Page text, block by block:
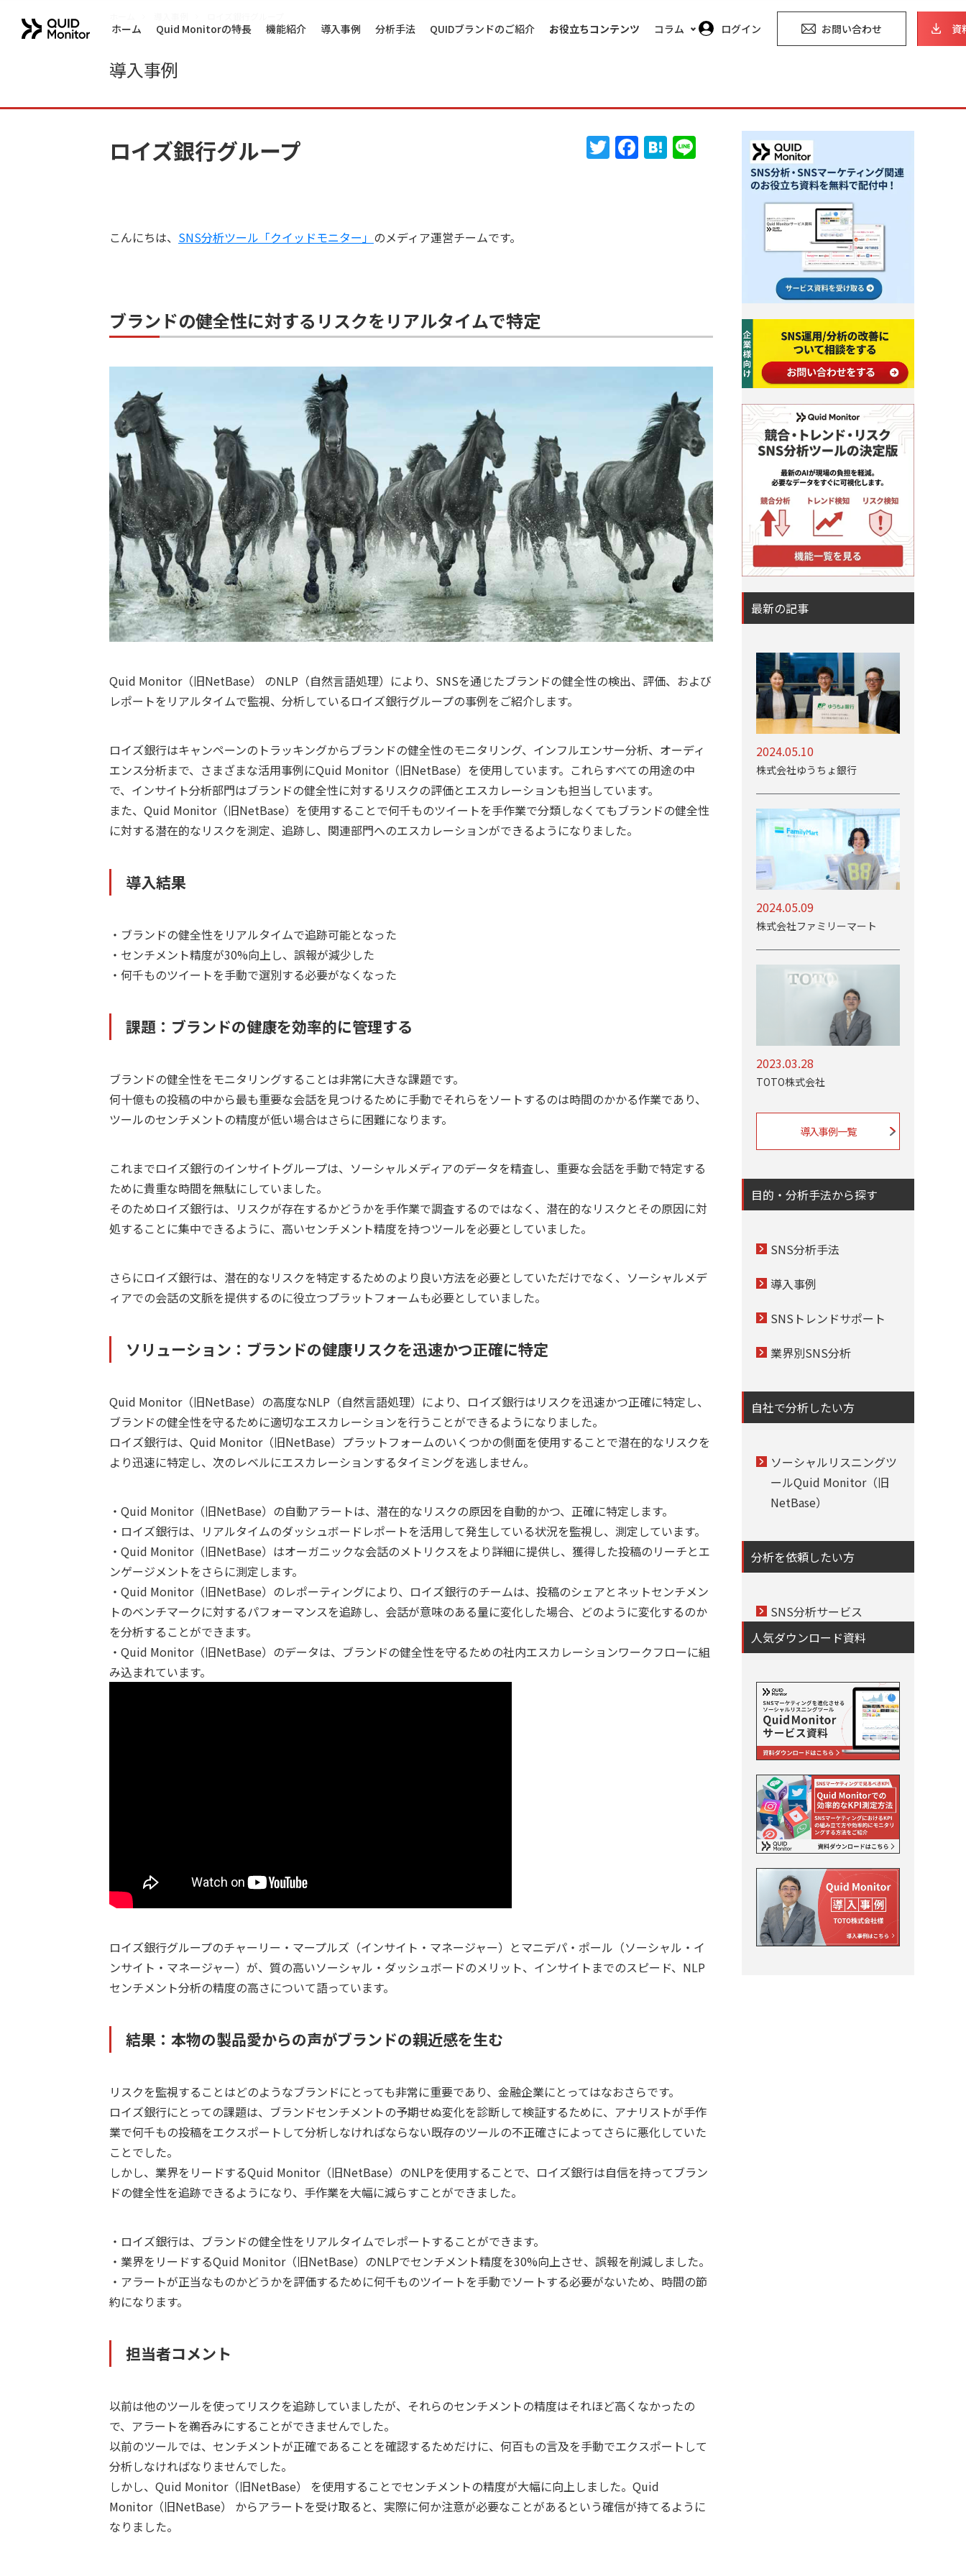
ホーム Quid Monitorの特長 機能紹介 導入事例 分析手法 QUIDブランドのご紹介 お役立ちコンテンツ コラム
マーケコラム
ログイン お問い合わせ 資
導入事例
ロイズ銀行グループ T
w
F
a
H
at
こんにちは、 SNS分析ツール「クイッドモニター」 のメディア運営チームです。
ブランドの健全性に対するリスクをリアルタイムで特定
Quid Monitor（旧NetBase） のNLP（自然言語処理）により、SNSを通じたブランドの健全性の検出、評価、および
レポートをリアルタイムで監視、分析しているロイズ銀行グループの事例をご紹介します。
ロイズ銀行はキャンペーンのトラッキングからブランドの健全性のモニタリング、インフルエンサー分析、オーディ
エンス分析まで、さまざまな活用事例にQuid Monitor（旧NetBase）を使用しています。これらすべての用途の中
で、インサイト分析部門はブランドの健全性に対するリスクの評価とエスカレーションも担当しています。
また、Quid Monitor（旧NetBase）を使用することで何千ものツイートを手作業で分類しなくてもブランドの健全性
に対する潜在的なリスクを測定、追跡し、関連部門へのエスカレーションができるようになりました。
導入結果
・ブランドの健全性をリアルタイムで追跡可能となった
・センチメント精度が30%向上し、誤報が減少した
・何千ものツイートを手動で選別する必要がなくなった
課題：ブランドの健康を効率的に管理する
ブランドの健全性をモニタリングすることは非常に大きな課題です。
何十億もの投稿の中から最も重要な会話を見つけるために手動でそれらをソートするのは時間のかかる作業であり、
ツールのセンチメントの精度が低い場合はさらに困難になります。
これまでロイズ銀行のインサイトグループは、ソーシャルメディアのデータを精査し、重要な会話を手動で特定する
ために貴重な時間を無駄にしていました。
そのためロイズ銀行は、リスクが存在するかどうかを手作業で調査するのではなく、潜在的なリスクとその原因に対
処することに集中できるように、高いセンチメント精度を持つツールを必要としていました。
さらにロイズ銀行は、潜在的なリスクを特定するためのより良い方法を必要としていただけでなく、ソーシャルメデ
ィアでの会話の文脈を提供するのに役立つプラットフォームも必要としていました。
ソリューション：ブランドの健康リスクを迅速かつ正確に特定
Quid Monitor（旧NetBase）の高度なNLP（自然言語処理）により、ロイズ銀行はリスクを迅速かつ正確に特定し、
ブランドの健全性を守るために適切なエスカレーションを行うことができるようになりました。
ロイズ銀行は、Quid Monitor（旧NetBase）プラットフォームのいくつかの側面を使用することで潜在的なリスクを
より迅速に特定し、次のレベルにエスカレーションするタイミングを逃しません。
・Quid Monitor（旧NetBase）の自動アラートは、潜在的なリスクの原因を自動的かつ、正確に特定します。
・ロイズ銀行は、リアルタイムのダッシュボードレポートを活用して発生している状況を監視し、測定しています。
・Quid Monitor（旧NetBase）はオーガニックな会話のメトリクスをより詳細に提供し、獲得した投稿のリーチとエ
ンゲージメントをさらに測定します。
・Quid Monitor（旧NetBase）のレポーティングにより、ロイズ銀行のチームは、投稿のシェアとネットセンチメン
トのベンチマークに対するパフォーマンスを追跡し、会話が意味のある量に変化した場合、どのように変化するのか
を分析することができます。
・Quid Monitor（旧NetBase）のデータは、ブランドの健全性を守るための社内エスカレーションワークフローに組
み込まれています。
ロイズ銀行グループのチャーリー・マープルズ（インサイト・マネージャー）とマニデパ・ポール（ソーシャル・イ
ンサイト・マネージャー）が、質の高いソーシャル・ダッシュボードのメリット、インサイトまでのスピード、NLP
センチメント分析の精度の高さについて語っています。
結果：本物の製品愛からの声がブランドの親近感を生む
リスクを監視することはどのようなブランドにとっても非常に重要であり、金融企業にとってはなおさらです。
ロイズ銀行にとっての課題は、ブランドセンチメントの予期せぬ変化を診断して検証するために、アナリストが手作
業で何千もの投稿をエクスポートして分析しなければならない既存のツールの不正確さによってさらに悪化していた
ことでした。
しかし、業界をリードするQuid Monitor（旧NetBase）のNLPを使用することで、ロイズ銀行は自信を持ってブラン
ドの健全性を追跡できるようになり、手作業を大幅に減らすことができました。
・ロイズ銀行は、ブランドの健全性をリアルタイムでレポートすることができます。
・業界をリードするQuid Monitor（旧NetBase）のNLPでセンチメント精度を30%向上させ、誤報を削減しました。
・アラートが正当なものかどうかを評価するために何千ものツイートを手動でソートする必要がないため、時間の節
約になります。
担当者コメント
以前は他のツールを使ってリスクを追跡していましたが、それらのセンチメントの精度はそれほど高くなかったの
で、アラートを鵜呑みにすることができませんでした。
以前のツールでは、センチメントが正確であることを確認するためだけに、何百もの言及を手動でエクスポートして
分析しなければなりませんでした。
しかし、Quid Monitor（旧NetBase） を使用することでセンチメントの精度が大幅に向上しました。Quid
Monitor（旧NetBase） からアラートを受け取ると、実際に何か注意が必要なことがあるという確信が持てるように
なりました。
最新の記事
2024.05.10
株式会社ゆうちょ銀行
2024.05.09
株式会社ファミリーマート
2023.03.28
TOTO株式会社
導入事例一覧
目的・分析手法から探す
SNS分析手法
導入事例
SNSトレンドサポート
業界別SNS分析
自社で分析したい方
ソーシャルリスニングツ
ールQuid Monitor（旧
NetBase）
分析を依頼したい方
SNS分析サービス
人気ダウンロード資料